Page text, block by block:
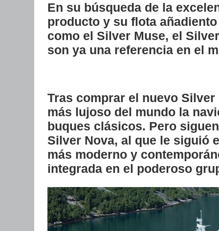
En su búsqueda de la
producto y su flota
como el Silver Muse, el
son ya una referencia en el
Tras comprar el nuevo
más lujoso del mundo la
buques clásicos. Pero
Silver Nova, al que le siguió
más moderno y
integrada en el poderoso